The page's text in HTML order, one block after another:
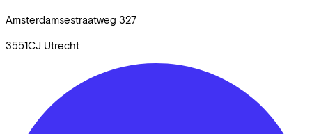
Amsterdamsestraatweg 327
3551CJ Utrecht